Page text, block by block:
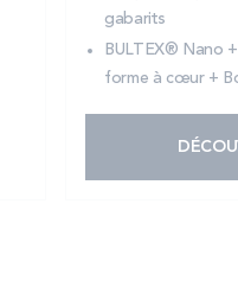
gabarits
BULTEX® Nano
forme à cœur +